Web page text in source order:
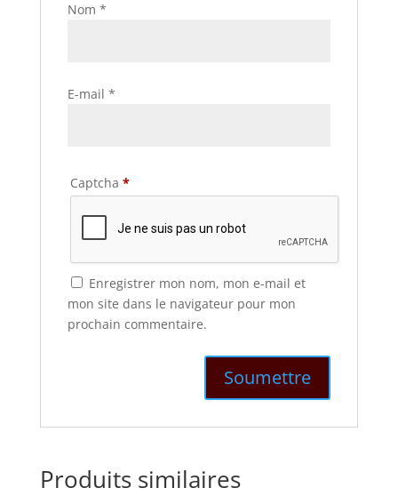
Nom *
E-mail *
Captcha *
Enregistrer mon nom, mon e-mail et
mon site dans le navigateur pour mon
prochain commentaire.
Produits similaires